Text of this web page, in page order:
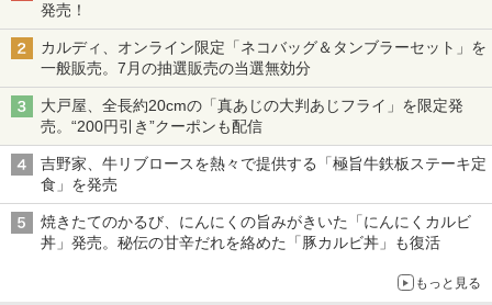
発売！
カルディ、オンライン限定「ネコバッグ＆タンブラーセット」を
一般販売。7月の抽選販売の当選無効分
大戸屋、全長約20cmの「真あじの大判あじフライ」を限定発
売。“200円引き”クーポンも配信
吉野家、牛リブロースを熱々で提供する「極旨牛鉄板ステーキ定
食」を発売
焼きたてのかるび、にんにくの旨みがきいた「にんにくカルビ
丼」発売。秘伝の甘辛だれを絡めた「豚カルビ丼」も復活
もっと見る